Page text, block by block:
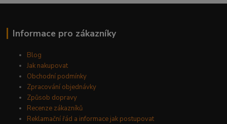
Informace pro zákazníky
Blog
Jak nakupovat
Obchodní podmínky
Zpracování objednávky
Způsob dopravy
Recenze zákazníků
Reklamační řád a informace jak postupovat